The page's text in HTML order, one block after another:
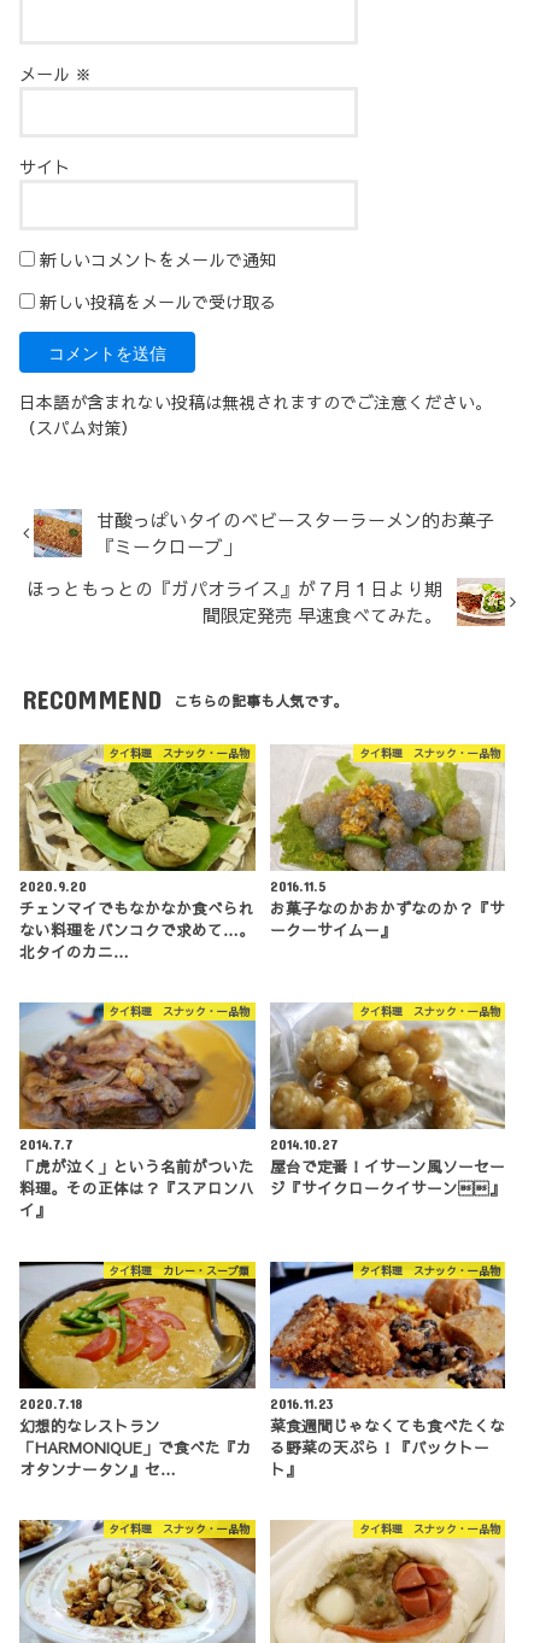
メール ※
サイト
新しいコメントをメールで通知
新しい投稿をメールで受け取る
日本語が含まれない投稿は無視されますのでご注意ください。
（スパム対策）
甘酸っぱいタイのベビースターラーメン的お菓子
『ミークローブ」
ほっともっとの『ガパオライス』が７月１日より期
間限定発売︎ 早速食べてみた。
RECOMMEND こちらの記事も人気です。
タイ料理 スナック・一品物
2020.9.20
チェンマイでもなかなか食べられ
ない料理をバンコクで求めて…。
北タイのカニ…
タイ料理 スナック・一品物
2016.11.5
お菓子なのかおかずなのか？『サ
ークーサイムー』
タイ料理 スナック・一品物
2014.7.7
「虎が泣く」という名前がついた
料理。その正体は？『スアロンハ
イ』
タイ料理 スナック・一品物
2014.10.27
屋台で定番！イサーン風ソーセー
ジ『サイクロークイサーン』
タイ料理 カレー・スープ類
2020.7.18
幻想的なレストラン
「HARMONIQUE」で食べた『カ
オタンナータン』セ…
タイ料理 スナック・一品物
2016.11.23
菜食週間じゃなくても食べたくな
る野菜の天ぷら！『パックトー
ト』
タイ料理 スナック・一品物 タイ料理 スナック・一品物